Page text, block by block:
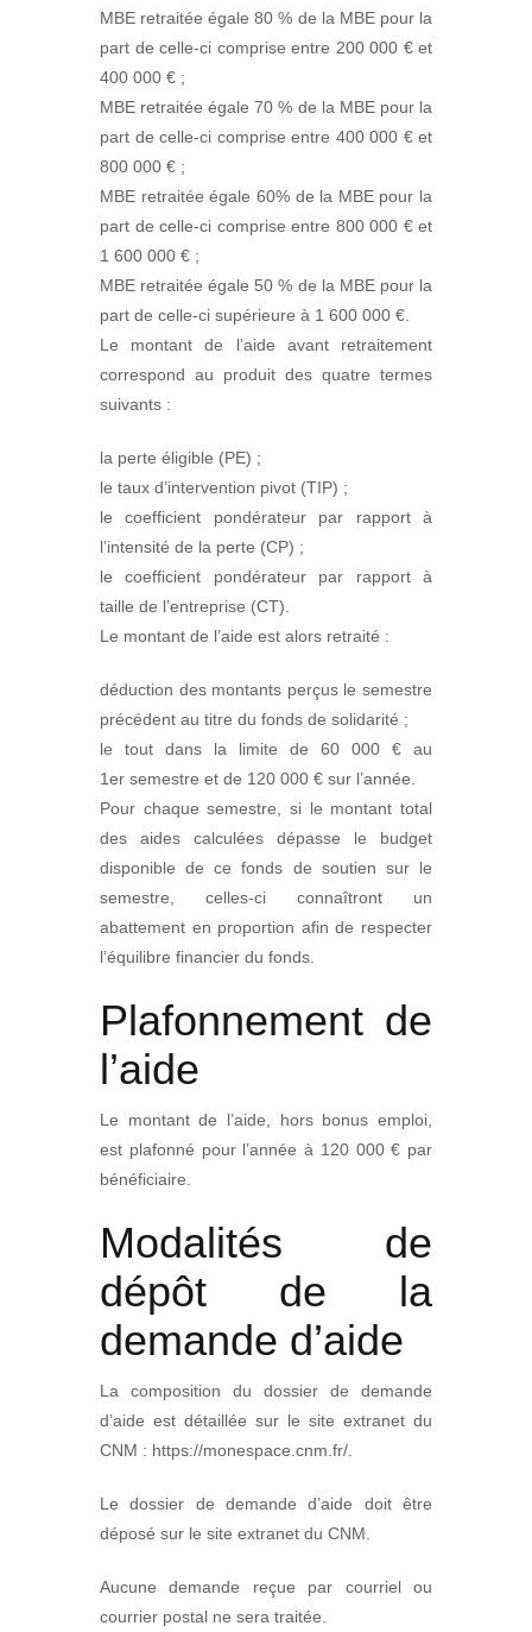
MBE retraitée égale 80 % de la MBE pour la
part de celle-ci comprise entre 200 000 € et
400 000 € ;
MBE retraitée égale 70 % de la MBE pour la
part de celle-ci comprise entre 400 000 € et
800 000 € ;
MBE retraitée égale 60% de la MBE pour la
part de celle-ci comprise entre 800 000 € et
1 600 000 € ;
MBE retraitée égale 50 % de la MBE pour la
part de celle-ci supérieure à 1 600 000 €.
Le montant de l’aide avant retraitement
correspond au produit des quatre termes
suivants :
la perte éligible (PE) ;
le taux d’intervention pivot (TIP) ;
le coefficient pondérateur par rapport à
l’intensité de la perte (CP) ;
le coefficient pondérateur par rapport à
taille de l’entreprise (CT).
Le montant de l’aide est alors retraité :
déduction des montants perçus le semestre
précédent au titre du fonds de solidarité ;
le tout dans la limite de 60 000 € au
1er semestre et de 120 000 € sur l’année.
Pour chaque semestre, si le montant total
des aides calculées dépasse le budget
disponible de ce fonds de soutien sur le
semestre, celles-ci connaîtront un
abattement en proportion afin de respecter
l’équilibre financier du fonds.
Plafonnement de
l’aide
Le montant de l’aide, hors bonus emploi,
est plafonné pour l’année à 120 000 € par
bénéficiaire.
Modalités de
dépôt de la
demande d’aide
La composition du dossier de demande
d’aide est détaillée sur le site extranet du
CNM : https://monespace.cnm.fr/.
Le dossier de demande d’aide doit être
déposé sur le site extranet du CNM.
Aucune demande reçue par courriel ou
courrier postal ne sera traitée.